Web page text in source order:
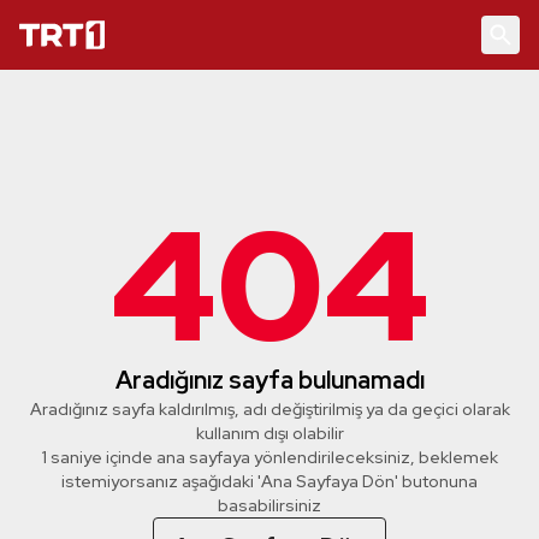
404
Aradığınız sayfa bulunamadı
Aradığınız sayfa kaldırılmış, adı değiştirilmiş ya da geçici olarak
kullanım dışı olabilir
1 saniye içinde ana sayfaya yönlendirileceksiniz, beklemek
istemiyorsanız aşağıdaki 'Ana Sayfaya Dön' butonuna
basabilirsiniz